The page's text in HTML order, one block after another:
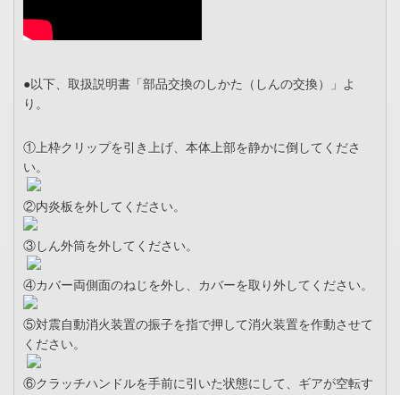
●以下、取扱説明書「部品交換のしかた（しんの交換）」よ
り。
①上枠クリップを引き上げ、本体上部を静かに倒してくださ
い。
②内炎板を外してください。
③しん外筒を外してください。
④カバー両側面のねじを外し、カバーを取り外してください。
⑤対震自動消火装置の振子を指で押して消火装置を作動させて
ください。
⑥クラッチハンドルを手前に引いた状態にして、ギアが空転す